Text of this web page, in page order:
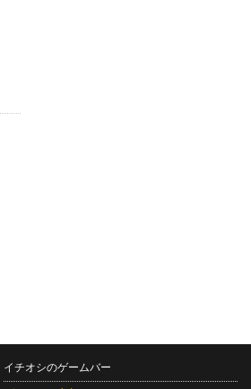
イチオシのゲームバー